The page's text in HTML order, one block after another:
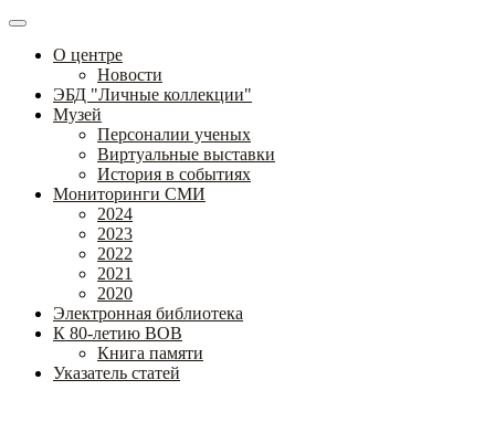
О центре
Новости
ЭБД "Личные коллекции"
Музей
Персоналии ученых
Виртуальные выставки
История в событиях
Мониторинги СМИ
2024
2023
2022
2021
2020
Электронная библиотека
К 80-летию ВОВ
Книга памяти
Указатель статей